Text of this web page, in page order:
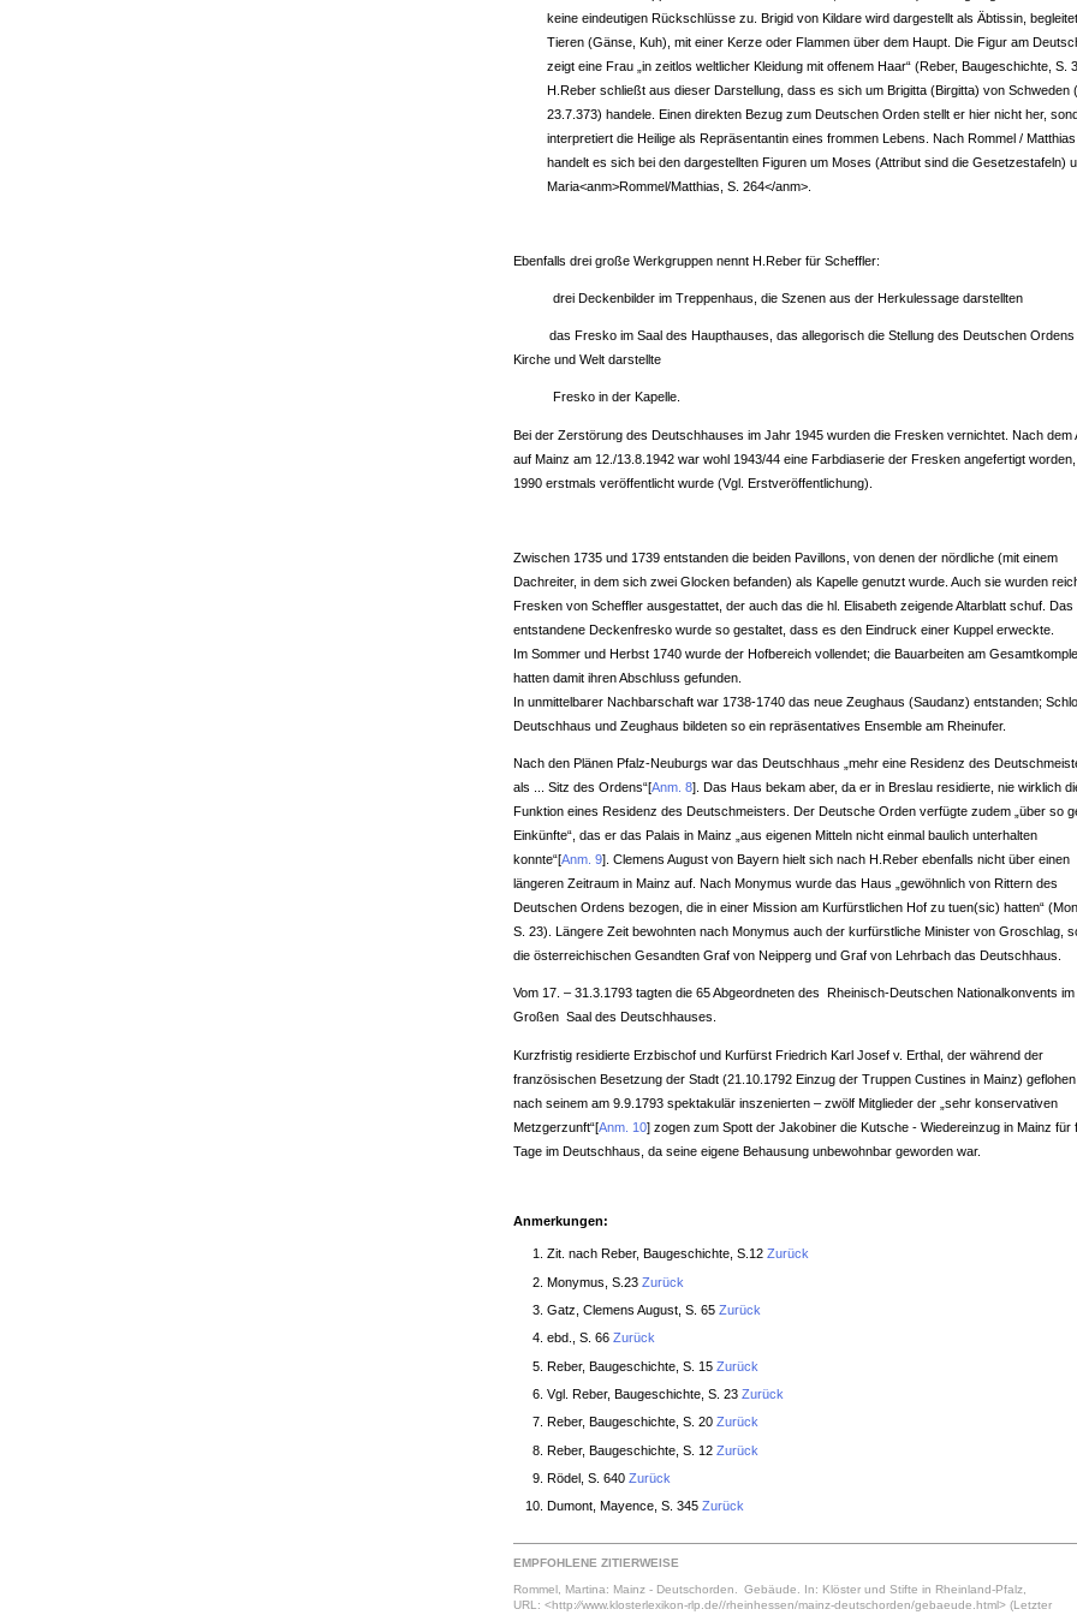
keine eindeutigen Rückschlüsse zu. Brigid von Kildare wird dargestellt als Äbtissin,
Tieren (Gänse, Kuh), mit einer Kerze oder Flammen über dem Haupt. Die Figur am
zeigt eine Frau „in zeitlos weltlicher Kleidung mit offenem Haar“ (Reber, Baugeschichte, S.
H.Reber schließt aus dieser Darstellung, dass es sich um Brigitta (Birgitta) von Schweden
23.7.373) handele. Einen direkten Bezug zum Deutschen Orden stellt er hier nicht her,
interpretiert die Heilige als Repräsentantin eines frommen Lebens. Nach Rommel / Matthias
handelt es sich bei den dargestellten Figuren um Moses (Attribut sind die Gesetzestafeln)
Maria<anm>Rommel/Matthias, S. 264</anm>.
Ebenfalls drei große Werkgruppen nennt H.Reber für Scheffler:
drei Deckenbilder im Treppenhaus, die Szenen aus der Herkulessage darstellten
das Fresko im Saal des Haupthauses, das allegorisch die Stellung des Deutschen Ordens
Kirche und Welt darstellte
Fresko in der Kapelle.
Bei der Zerstörung des Deutschhauses im Jahr 1945 wurden die Fresken vernichtet. Nach dem
auf Mainz am 12./13.8.1942 war wohl 1943/44 eine Farbdiaserie der Fresken angefertigt
1990 erstmals veröffentlicht wurde (Vgl. Erstveröffentlichung).
Zwischen 1735 und 1739 entstanden die beiden Pavillons, von denen der nördliche (mit einem
Dachreiter, in dem sich zwei Glocken befanden) als Kapelle genutzt wurde. Auch sie wurden
Fresken von Scheffler ausgestattet, der auch das die hl. Elisabeth zeigende Altarblatt schuf. Das
entstandene Deckenfresko wurde so gestaltet, dass es den Eindruck einer Kuppel erweckte.
Im Sommer und Herbst 1740 wurde der Hofbereich vollendet; die Bauarbeiten am
hatten damit ihren Abschluss gefunden.
In unmittelbarer Nachbarschaft war 1738-1740 das neue Zeughaus (Saudanz) entstanden;
Deutschhaus und Zeughaus bildeten so ein repräsentatives Ensemble am Rheinufer.
Nach den Plänen Pfalz-Neuburgs war das Deutschhaus „mehr eine Residenz des
als ... Sitz des Ordens“[Anm. 8]
. Das Haus bekam aber, da er in Breslau residierte, nie wirklich
Funktion eines Residenz des Deutschmeisters. Der Deutsche Orden verfügte zudem „über so
Einkünfte“, das er das Palais in Mainz „aus eigenen Mitteln nicht einmal baulich unterhalten
konnte“[Anm. 9] . Clemens August von Bayern hielt sich nach H.Reber ebenfalls nicht über einen
längeren Zeitraum in Mainz auf. Nach Monymus wurde das Haus „gewöhnlich von Rittern des
Deutschen Ordens bezogen, die in einer Mission am Kurfürstlichen Hof zu tuen(sic) hatten“
S. 23). Längere Zeit bewohnten nach Monymus auch der kurfürstliche Minister von Groschlag,
die österreichischen Gesandten Graf von Neipperg und Graf von Lehrbach das Deutschhaus.
Vom 17. – 31.3.1793 tagten die 65 Abgeordneten des Rheinisch-Deutschen Nationalkonvents im
Großen Saal des Deutschhauses.
Kurzfristig residierte Erzbischof und Kurfürst Friedrich Karl Josef v. Erthal, der während der
französischen Besetzung der Stadt (21.10.1792 Einzug der Truppen Custines in Mainz) geflohen
nach seinem am 9.9.1793 spektakulär inszenierten – zwölf Mitglieder der „sehr konservativen
Metzgerzunft“[Anm. 10] zogen zum Spott der Jakobiner die Kutsche - Wiedereinzug in Mainz für
Tage im Deutschhaus, da seine eigene Behausung unbewohnbar geworden war.
Anmerkungen:
Zit. nach Reber, Baugeschichte, S.12Zurück
Monymus, S.23Zurück
Gatz, Clemens August, S. 65Zurück
ebd., S. 66Zurück
Reber, Baugeschichte, S. 15Zurück
Vgl. Reber, Baugeschichte, S. 23Zurück
Reber, Baugeschichte, S. 20Zurück
Reber, Baugeschichte, S. 12Zurück
Rödel, S. 640Zurück
Dumont, Mayence, S. 345Zurück
EMPFOHLENE ZITIERWEISE
Rommel, Martina: Mainz - Deutschorden. Gebäude. In: Klöster und Stifte in Rheinland-Pfalz,
URL: <http:⁄⁄www.klosterlexikon-rlp.de//rheinhessen/mainz-deutschorden/gebaeude.html> (Letzter